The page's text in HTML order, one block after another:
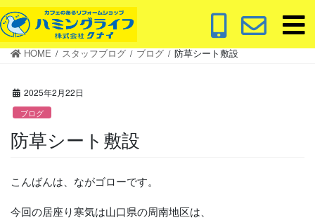
コ
ン
テ
ナ
ビ
ゲ
HOME スタッフブログ ブログ 防草シート敷設
2025年2月22日
ブログ
防草シート敷設
こんばんは、ながゴローです。
今回の居座り寒気は山口県の周南地区は、